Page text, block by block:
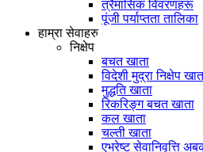
त्रैमासिक विवरणहरू
पूंजी पर्याप्तता तालिका
हाम्रा सेवाहरु
निक्षेप
बचत खाता
विदेशी मुद्रा निक्षेप
मुद्धति खाता
रिकरिङ्ग बचत खाता
कल खाता
चल्ती खाता
एभरेष्ट सेवानिवृत्ति